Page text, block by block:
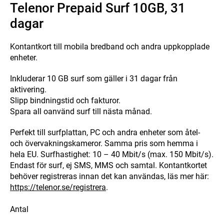
Telenor Prepaid Surf 10GB, 31
dagar
Kontantkort till mobila bredband och andra uppkopplade
enheter.
Inkluderar 10 GB surf som gäller i 31 dagar från
aktivering.
Slipp bindningstid och fakturor.
Spara all oanvänd surf till nästa månad.
Perfekt till surfplattan, PC och andra enheter som åtel-
och övervakningskameror. Samma pris som hemma i
hela EU. Surfhastighet: 10 – 40 Mbit/s (max. 150 Mbit/s).
Endast för surf, ej SMS, MMS och samtal. Kontantkortet
behöver registreras innan det kan användas, läs mer här:
https://telenor.se/registrera.
Antal